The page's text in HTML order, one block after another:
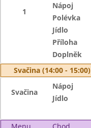
1
Nápoj
Polévka
Jídlo
Příloha
Doplněk
Svačina (14:00 - 15:00)
Svačina
Nápoj
Jídlo